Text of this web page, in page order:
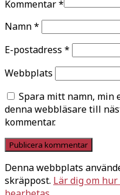
Kommentar*
Namn*
E-postadress *
Webbplats
Spara mitt namn, min
denna webbläsare till
kommentar.
Denna webbplats
skräppost. Lär dig om